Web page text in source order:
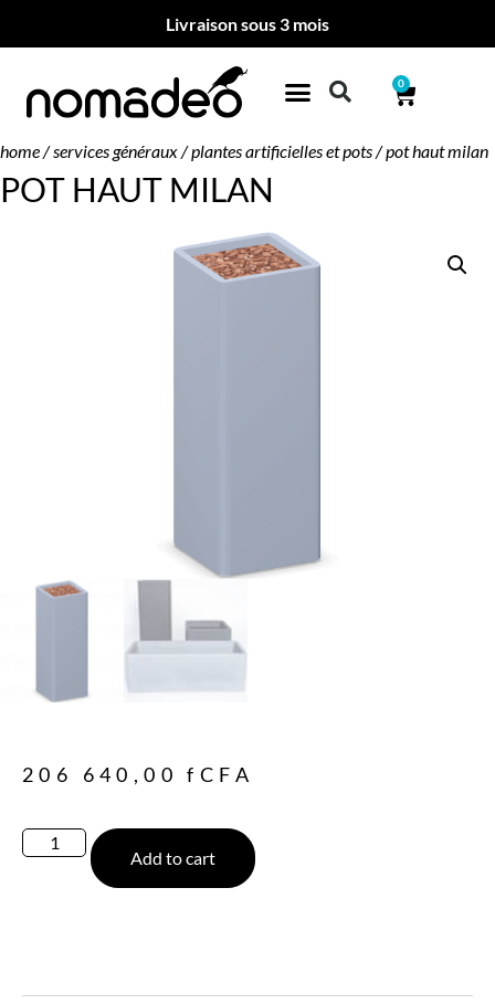
Livraison sous 3 mois
0
home/services généraux/plantes artificielles et pots/ pot haut milan
POT HAUT MILAN
206 640,00fCFA
Add to cart